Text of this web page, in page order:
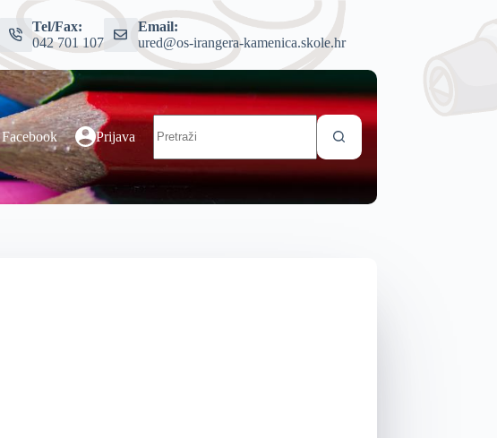
Tel/Fax:
042 701 107
Email:
ured@os-irangera-kamenica.skole.hr
Facebook Prijava